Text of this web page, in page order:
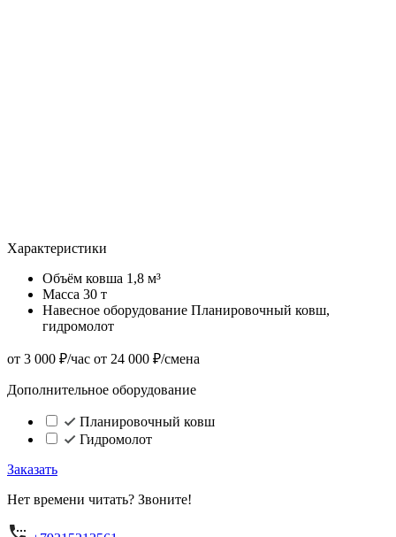
Характеристики
Объём ковша 1,8 м³
Масса 30 т
Навесное оборудование Планировочный ковш,
гидромолот
от 3 000 ₽/час от 24 000 ₽/смена
Дополнительное оборудование
Планировочный ковш
Гидромолот
Заказать
Нет времени читать? Звоните!